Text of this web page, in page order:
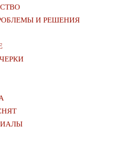
И РЕШЕНИЯ